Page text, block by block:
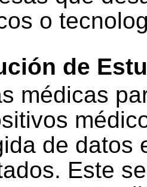
o
de
médicas
de datos
Este